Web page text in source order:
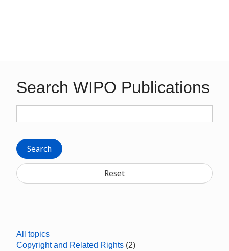
Search WIPO Publications
Search
Reset
All topics
Copyright and Related Rights (2)